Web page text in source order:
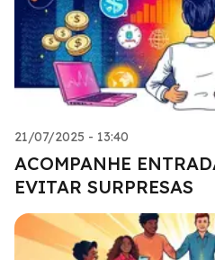
21/07/2025 - 13:40
ACOMPANHE
EVITAR SURPRESAS